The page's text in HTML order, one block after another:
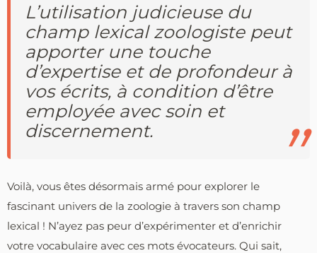
L’utilisation judicieuse du
champ lexical zoologiste peut
apporter une touche
d’expertise et de profondeur à
vos écrits, à condition d’être
employée avec soin et
discernement.
Voilà, vous êtes désormais armé pour explorer le
fascinant univers de la zoologie à travers son champ
lexical ! N’ayez pas peur d’expérimenter et d’enrichir
votre vocabulaire avec ces mots évocateurs. Qui sait,